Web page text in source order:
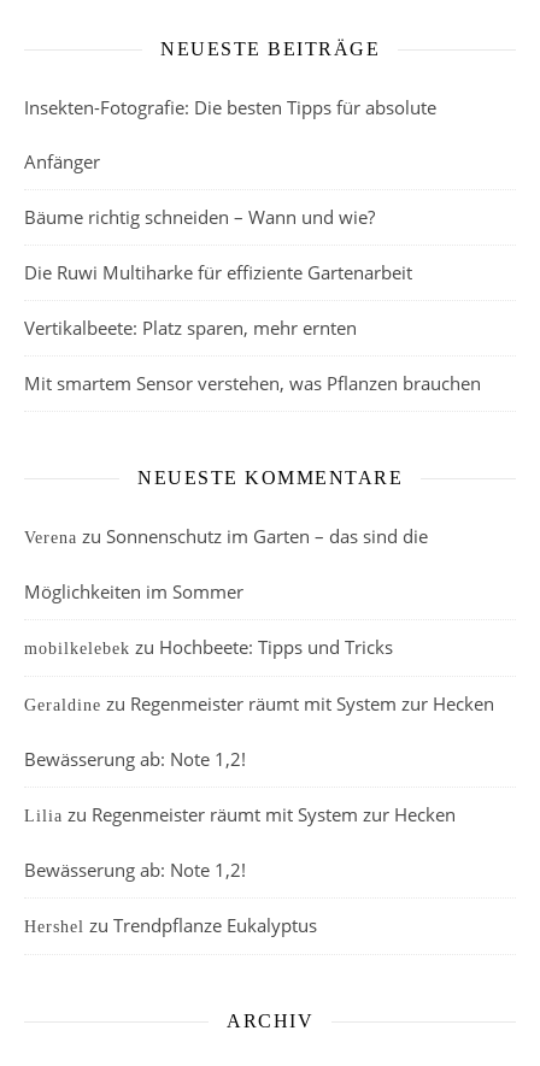
NEUESTE BEITRÄGE
Insekten-Fotografie: Die besten Tipps für absolute
Anfänger
Bäume richtig schneiden – Wann und wie?
Die Ruwi Multiharke für effiziente Gartenarbeit
Vertikalbeete: Platz sparen, mehr ernten
Mit smartem Sensor verstehen, was Pflanzen brauchen
NEUESTE KOMMENTARE
Verena zu Sonnenschutz im Garten – das sind die
Möglichkeiten im Sommer
mobilkelebek zu Hochbeete: Tipps und Tricks
Geraldine zu Regenmeister räumt mit System zur Hecken
Bewässerung ab: Note 1,2!
Lilia zu Regenmeister räumt mit System zur Hecken
Bewässerung ab: Note 1,2!
Hershel zu Trendpflanze Eukalyptus
ARCHIV